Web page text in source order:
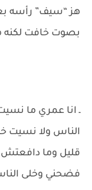
هز “سيف” رأسه
بصوت خافت لكنه
ـ انا عمري ما
الناس ولا نسيت
قليل وما دافعتش
فضحني وخلى